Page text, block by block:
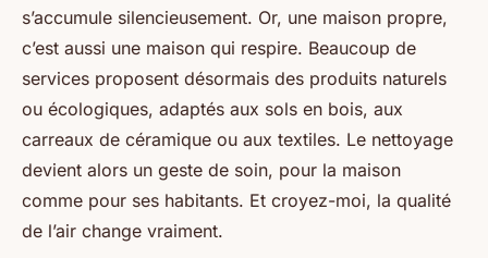
s’accumule silencieusement. Or, une maison propre,
c’est aussi une maison qui respire. Beaucoup de
services proposent désormais des produits naturels
ou écologiques, adaptés aux sols en bois, aux
carreaux de céramique ou aux textiles. Le nettoyage
devient alors un geste de soin, pour la maison
comme pour ses habitants. Et croyez-moi, la qualité
de l’air change vraiment.